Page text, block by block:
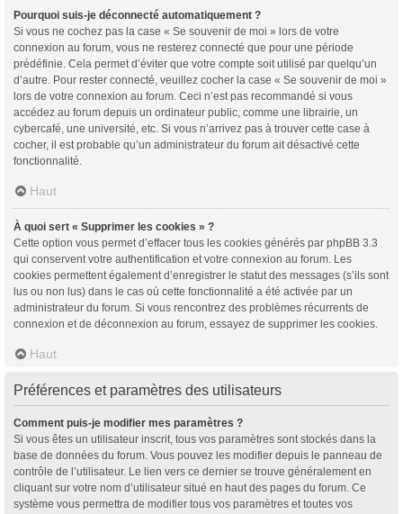
Pourquoi suis-je déconnecté automatiquement ?
Si vous ne cochez pas la case « Se souvenir de moi » lors de votre
connexion au forum, vous ne resterez connecté que pour une période
prédéfinie. Cela permet d’éviter que votre compte soit utilisé par quelqu’un
d’autre. Pour rester connecté, veuillez cocher la case « Se souvenir de moi »
lors de votre connexion au forum. Ceci n’est pas recommandé si vous
accédez au forum depuis un ordinateur public, comme une librairie, un
cybercafé, une université, etc. Si vous n’arrivez pas à trouver cette case à
cocher, il est probable qu’un administrateur du forum ait désactivé cette
fonctionnalité.
Haut
À quoi sert « Supprimer les cookies » ?
Cette option vous permet d’effacer tous les cookies générés par phpBB 3.3
qui conservent votre authentification et votre connexion au forum. Les
cookies permettent également d’enregistrer le statut des messages (s’ils sont
lus ou non lus) dans le cas où cette fonctionnalité a été activée par un
administrateur du forum. Si vous rencontrez des problèmes récurrents de
connexion et de déconnexion au forum, essayez de supprimer les cookies.
Haut
Préférences et paramètres des utilisateurs
Comment puis-je modifier mes paramètres ?
Si vous êtes un utilisateur inscrit, tous vos paramètres sont stockés dans la
base de données du forum. Vous pouvez les modifier depuis le panneau de
contrôle de l’utilisateur. Le lien vers ce dernier se trouve généralement en
cliquant sur votre nom d’utilisateur situé en haut des pages du forum. Ce
système vous permettra de modifier tous vos paramètres et toutes vos